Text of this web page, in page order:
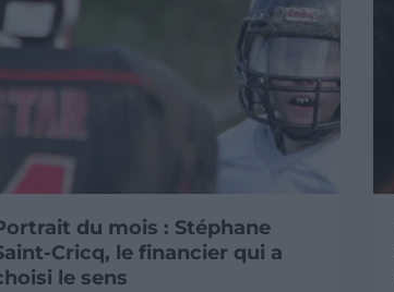
du mois : Stéphane
Cricq, le financier qui a
le sens